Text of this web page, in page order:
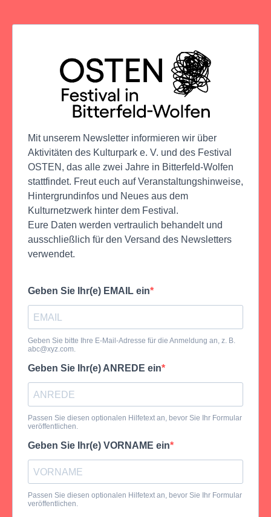
Mit unserem Newsletter informieren wir über
Aktivitäten des Kulturpark e. V. und des Festival
OSTEN, das alle zwei Jahre in Bitterfeld-Wolfen
stattfindet. Freut euch auf Veranstaltungshinweise,
Hintergrundinfos und Neues aus dem
Kulturnetzwerk hinter dem Festival.
Eure Daten werden vertraulich behandelt und
ausschließlich für den Versand des Newsletters
verwendet.
Geben Sie Ihr(e) EMAIL ein
Geben Sie bitte Ihre E-Mail-Adresse für die Anmeldung an, z. B.
abc@xyz.com.
Geben Sie Ihr(e) ANREDE ein
Passen Sie diesen optionalen Hilfetext an, bevor Sie Ihr Formular
veröffentlichen.
Geben Sie Ihr(e) VORNAME ein
Passen Sie diesen optionalen Hilfetext an, bevor Sie Ihr Formular
veröffentlichen.